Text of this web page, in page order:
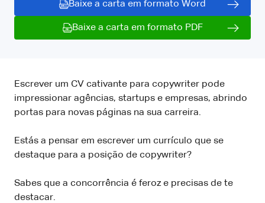
Baixe a carta em formato Word
Baixe a carta em formato PDF
Escrever um CV cativante para copywriter pode
impressionar agências, startups e empresas, abrindo
portas para novas páginas na sua carreira.
Estás a pensar em escrever um currículo que se
destaque para a posição de copywriter?
Sabes que a concorrência é feroz e precisas de te
destacar.